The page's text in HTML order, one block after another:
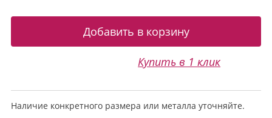
Купить в 1 клик
Наличие конкретного размера или металла уточняйте.